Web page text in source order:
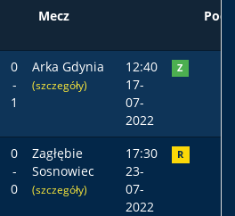
Mecz
0
-
1
Arka Gdynia
(szczegóły)
12:40
17-
07-
2022
Z
0
-
0
Zagłębie
Sosnowiec
(szczegóły)
17:30
23-
07-
2022
R